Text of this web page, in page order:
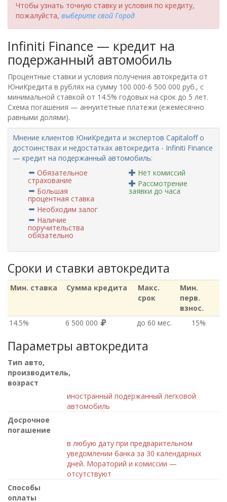
Чтобы узнать точную ставку и условия по кредиту,
пожалуйста, выберите свой Город
Infiniti Finance — кредит на
подержанный автомобиль
Процентные ставки и условия получения автокредита от
ЮниКредита в рублях на сумму 100 000-6 500 000 руб., с
минимальной ставкой от 14.5% годовых на срок до 5 лет.
Схема погашения — аннуитетные платежи (ежемесячно
равными долями).
Мнение клиентов ЮниКредита и экспертов Capitaloff о
достоинствах и недостатках автокредита - Infiniti Finance
— кредит на подержанный автомобиль:
Обязательное
страхование
Большая
процентная ставка
Необходим залог
Наличие
поручительства
обязательно
Нет комиссий
Рассмотрение
заявки до часа
Сроки и ставки автокредита
Мин. ставка Сумма кредита
Макс.
срок
Мин.
перв.
взнос.
14.5%
6 500 000 до 60 мес. 15%
Параметры автокредита
Тип авто,
производитель,
возраст
иностранный подержанный легковой
автомобиль
Досрочное
погашение
в любую дату при предварительном
уведомлении банка за 30 календарных
дней. Мораторий и комиссии —
отсутствуют
Способы
оплаты